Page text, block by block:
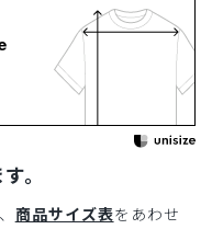
。
商品サイズ表をあわせ